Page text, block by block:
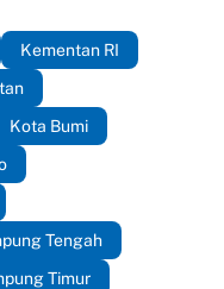
Kementan RI
Kota Bumi
Tengah
Timur